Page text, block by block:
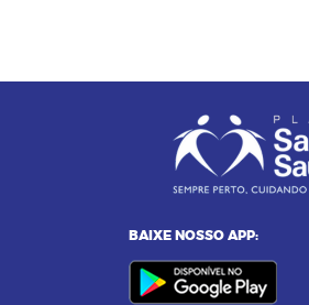
BAIXE NOSSO APP: